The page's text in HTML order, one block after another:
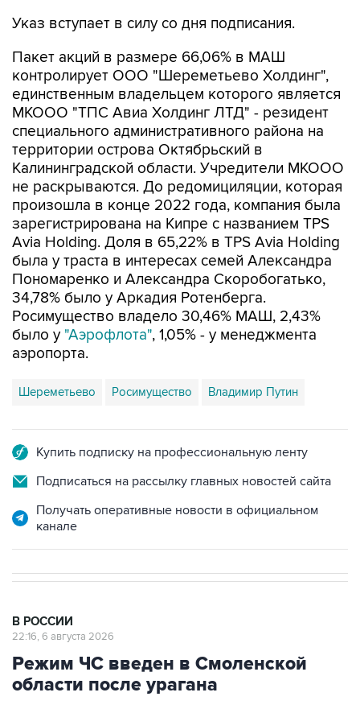
Указ вступает в силу со дня подписания.
Пакет акций в размере 66,06% в МАШ
контролирует ООО "Шереметьево Холдинг",
единственным владельцем которого является
МКООО "ТПС Авиа Холдинг ЛТД" - резидент
специального административного района на
территории острова Октябрьский в
Калининградской области. Учредители МКООО
не раскрываются. До редомициляции, которая
произошла в конце 2022 года, компания была
зарегистрирована на Кипре с названием TPS
Avia Holding. Доля в 65,22% в TPS Avia Holding
была у траста в интересах семей Александра
Пономаренко и Александра Скоробогатько,
34,78% было у Аркадия Ротенберга.
Росимущество владело 30,46% МАШ, 2,43%
было у "Аэрофлота", 1,05% - у менеджмента
аэропорта.
Шереметьево Росимущество Владимир Путин
Купить подписку на профессиональную ленту
Подписаться на рассылку главных новостей сайта
Получать оперативные новости в официальном
канале
В РОССИИ
22:16, 6 августа 2026
Режим ЧС введен в Смоленской
области после урагана